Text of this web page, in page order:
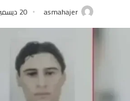
asmahajer 20 ديسمبر 2025